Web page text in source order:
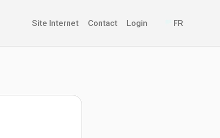
Site Internet Contact Login FR